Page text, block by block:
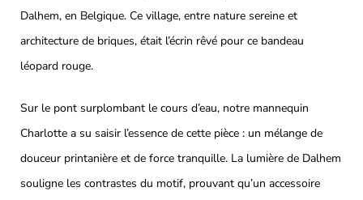
Dalhem, en Belgique. Ce village, entre nature sereine et
architecture de briques, était l’écrin rêvé pour ce bandeau
léopard rouge.
Sur le pont surplombant le cours d’eau, notre mannequin
Charlotte a su saisir l’essence de cette pièce : un mélange de
douceur printanière et de force tranquille. La lumière de Dalhem
souligne les contrastes du motif, prouvant qu’un accessoire